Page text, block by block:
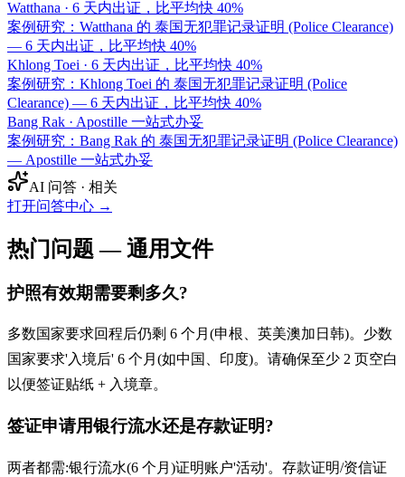
Watthana · 6 天内出证，比平均快 40%
案例研究：Watthana 的 泰国无犯罪记录证明 (Police Clearance)
— 6 天内出证，比平均快 40%
Khlong Toei · 6 天内出证，比平均快 40%
案例研究：Khlong Toei 的 泰国无犯罪记录证明 (Police
Clearance) — 6 天内出证，比平均快 40%
Bang Rak · Apostille 一站式办妥
案例研究：Bang Rak 的 泰国无犯罪记录证明 (Police Clearance)
— Apostille 一站式办妥
AI 问答 · 相关
打开问答中心 →
热门问题 — 通用文件
护照有效期需要剩多久?
多数国家要求回程后仍剩 6 个月(申根、英美澳加日韩)。少数
国家要求'入境后' 6 个月(如中国、印度)。请确保至少 2 页空白
以便签证贴纸 + 入境章。
签证申请用银行流水还是存款证明?
两者都需:银行流水(6 个月)证明账户'活动'。存款证明/资信证